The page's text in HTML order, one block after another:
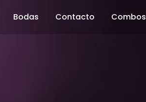
Bodas Contacto Combos